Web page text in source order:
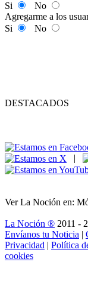
Si
No
Agregarme a los
Si
No
DESTACADOS
|
Ver La Noción en:
La Noción ® 2011 -
Envíanos tu Noticia |
Privacidad | Política
cookies